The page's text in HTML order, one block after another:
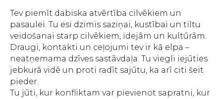
Tev piemīt dabiska atvērtība cilvēkiem un
pasaulei. Tu esi dzimis saziņai, kustībai un tiltu
veidošanai starp cilvēkiem, idejām un kultūrām.
Draugi, kontakti un ceļojumi tev ir kā elpa –
neatņemama dzīves sastāvdaļa. Tu viegli iejūties
jebkurā vidē un proti radīt sajūtu, ka arī citi šeit
pieder.
Tu jūti, kur konfliktam var pievienot sapratni, kur